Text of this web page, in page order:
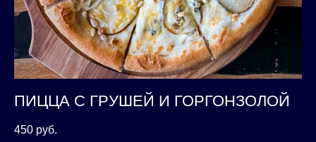
ПИЦЦА С ГРУШЕЙ И ГОРГОНЗОЛОЙ
450 pуб.